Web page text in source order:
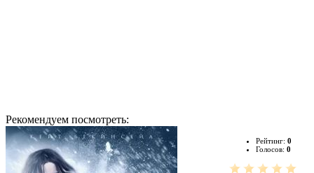
Рекомендуем посмотреть:
Рейтинг: 0
Голосов: 0